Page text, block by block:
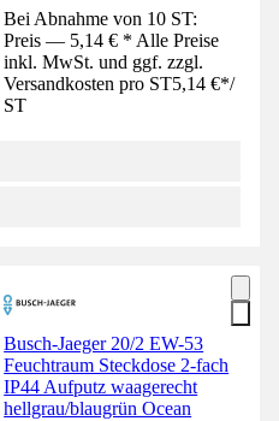
Bei Abnahme von 10 ST:
Preis — 5,14 € * Alle Preise
inkl. MwSt. und ggf. zzgl.
Versandkosten pro ST5,14 €*/
ST
Busch-Jaeger 20/2 EW-53
Feuchtraum Steckdose 2-fach
IP44 Aufputz waagerecht
hellgrau/blaugrün Ocean